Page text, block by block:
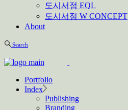
도시서점 EQL
도시서점 W CONCEPT
About
Search
Portfolio
Index
Publishing
Branding